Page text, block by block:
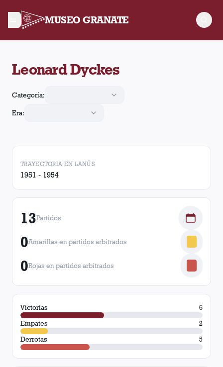
MUSEO GRANATE
Leonard Dyckes
Categoría:
Era:
TRAYECTORIA EN LANÚS
1951 - 1954
13Partidos
0Amarillas en partidos arbitrados
0Rojas en partidos arbitrados
Victorias
6
Empates
2
Derrotas
5